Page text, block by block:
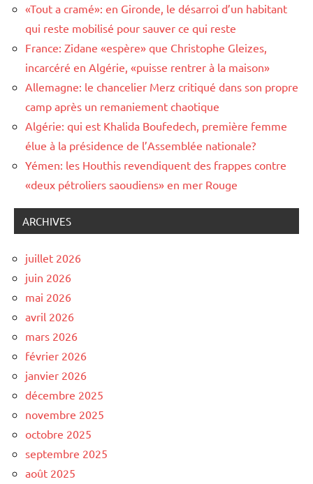
«Tout a cramé»: en Gironde, le désarroi d’un habitant
qui reste mobilisé pour sauver ce qui reste
France: Zidane «espère» que Christophe Gleizes,
incarcéré en Algérie, «puisse rentrer à la maison»
Allemagne: le chancelier Merz critiqué dans son propre
camp après un remaniement chaotique
Algérie: qui est Khalida Boufedech, première femme
élue à la présidence de l’Assemblée nationale?
Yémen: les Houthis revendiquent des frappes contre
«deux pétroliers saoudiens» en mer Rouge
ARCHIVES
juillet 2026
juin 2026
mai 2026
avril 2026
mars 2026
février 2026
janvier 2026
décembre 2025
novembre 2025
octobre 2025
septembre 2025
août 2025